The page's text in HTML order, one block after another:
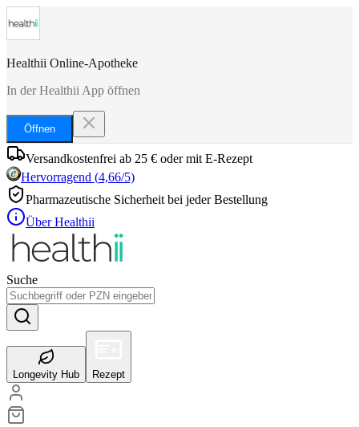
Healthii Online-Apotheke
In der Healthii App öffnen
Öffnen
Versandkostenfrei ab 25 € oder mit E-Rezept
Hervorragend (4,66/5)
Pharmazeutische Sicherheit bei jeder Bestellung
Über Healthii
Suche
Longevity Hub Rezept